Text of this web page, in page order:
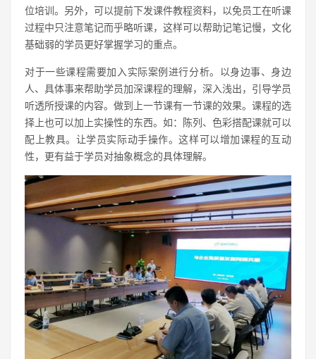
位培训。另外，可以提前下发课件教程资料，以免员工在听课
过程中只注意笔记而乎略听课，这样可以帮助记笔记慢，文化
基础弱的学员更好掌握学习的重点。
对于一些课程需要加入实际案例进行分析。以身边事、身边
人、具体事来帮助学员加深课程的理解，深入浅出，引导学员
听透所授课的内容。做到上一节课有一节课的效果。课程的选
择上也可以加上实操性的东西。如：陈列、色彩搭配课就可以
配上教具。让学员实际动手操作。这样可以增加课程的互动
性，更有益于学员对抽象概念的具体理解。